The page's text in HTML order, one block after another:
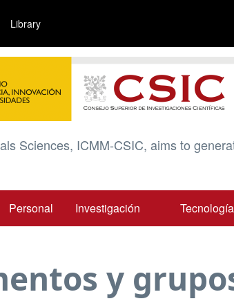
Library
Sciences, ICMM-CSIC, aims to
Personal Investigación Tecnología
y